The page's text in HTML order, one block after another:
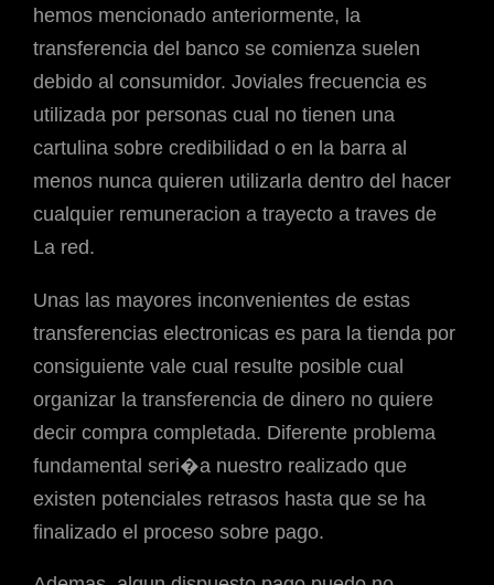
hemos mencionado anteriormente, la
transferencia del banco se comienza suelen
debido al consumidor. Joviales frecuencia es
utilizada por personas cual no tienen una
cartulina sobre credibilidad o en la barra al
menos nunca quieren utilizarla dentro del hacer
cualquier remuneracion a trayecto a traves de
La red.
Unas las mayores inconvenientes de estas
transferencias electronicas es para la tienda por
consiguiente vale cual resulte posible cual
organizar la transferencia de dinero no quiere
decir compra completada. Diferente problema
fundamental seri�a nuestro realizado que
existen potenciales retrasos hasta que se ha
finalizado el proceso sobre pago.